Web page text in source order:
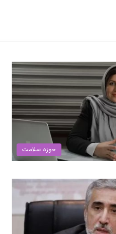
حوزه سلامت